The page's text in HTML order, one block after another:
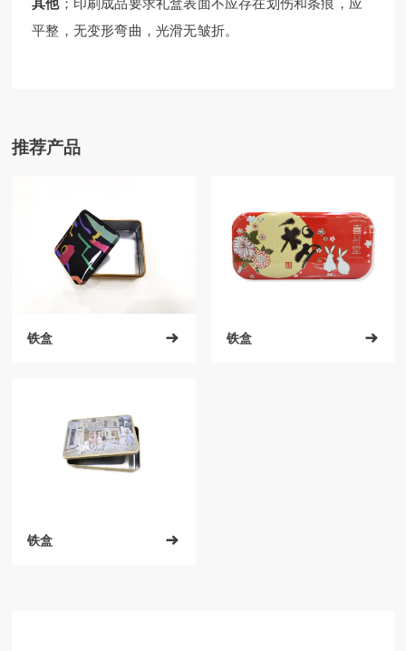
平整，无变形弯曲，光滑无皱折。
推荐产品
铁盒  铁盒 
铁盒 